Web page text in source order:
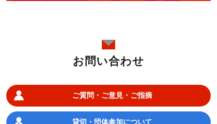
お問い合わせ
ご質問・ご意見・ご指摘
貸切・団体参加について